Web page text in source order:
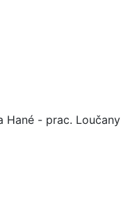
Hané - prac. Loučany